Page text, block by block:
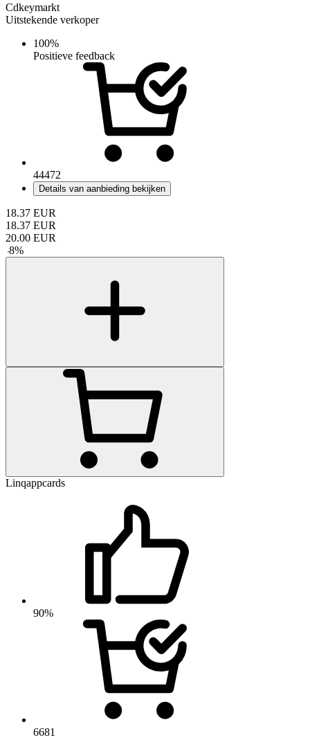
Cdkeymarkt
Uitstekende verkoper
100%
Positieve feedback
44472
Details van aanbieding bekijken
18.37 EUR
18.37 EUR
20.00 EUR
-8%
Linqappcards
90%
6681